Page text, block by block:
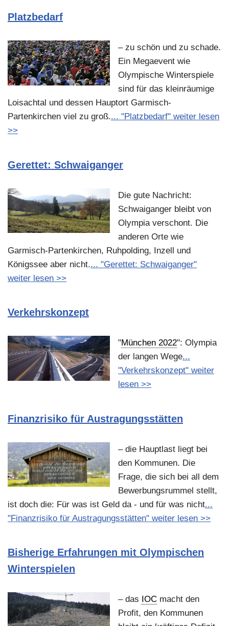
Platzbedarf
– zu schön und zu schade.
Ein Megaevent wie
Olympische Winterspiele
sind für das kleinräumige
Loisachtal und dessen Hauptort Garmisch-
Partenkirchen viel zu groß.... "Platzbedarf" weiter lesen
>>
Gerettet: Schwaiganger
Die gute Nachricht:
Schwaiganger bleibt von
Olympia verschont. Die
anderen Orte wie
Garmisch-Partenkirchen, Ruhpolding, Inzell und
Königssee aber nicht.... "Gerettet: Schwaiganger"
weiter lesen >>
Verkehrskonzept
"München 2022": Olympia
der langen Wege...
"Verkehrskonzept" weiter
lesen >>
Finanzrisiko für Austragungsstätten
– die Hauptlast liegt bei
den Kommunen. Die
Frage, die sich bei all dem
Bewerbungsrummel stellt,
ist doch die: Für was ist Geld da - und für was nicht...
"Finanzrisiko für Austragungsstätten" weiter lesen >>
Bisherige Erfahrungen mit Olympischen
Winterspielen
– das IOC macht den
Profit, den Kommunen